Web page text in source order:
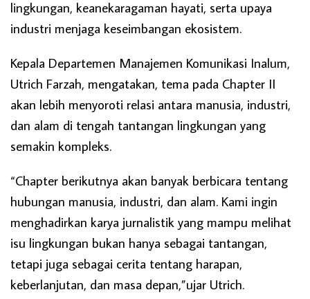
lingkungan, keanekaragaman hayati, serta upaya
industri menjaga keseimbangan ekosistem.
Kepala Departemen Manajemen Komunikasi Inalum,
Utrich Farzah, mengatakan, tema pada Chapter II
akan lebih menyoroti relasi antara manusia, industri,
dan alam di tengah tantangan lingkungan yang
semakin kompleks.
“Chapter berikutnya akan banyak berbicara tentang
hubungan manusia, industri, dan alam. Kami ingin
menghadirkan karya jurnalistik yang mampu melihat
isu lingkungan bukan hanya sebagai tantangan,
tetapi juga sebagai cerita tentang harapan,
keberlanjutan, dan masa depan,”ujar Utrich.